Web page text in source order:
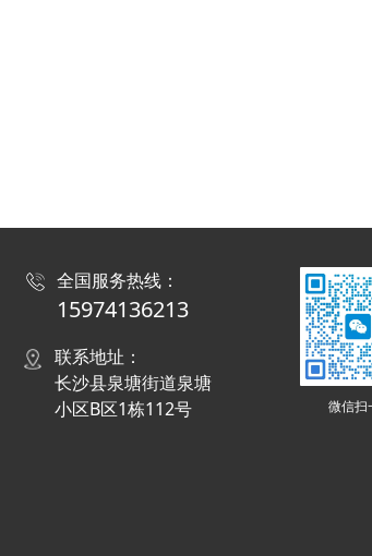
全国服务热线：
15974136213
联系地址：
长沙县泉塘街道泉塘
小区B区1栋112号
微信扫